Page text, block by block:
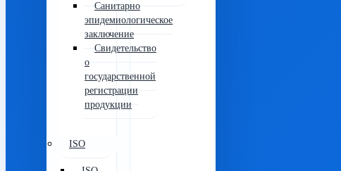
Санитарно
эпидемиологическое
заключение
Свидетельство
о
государственной
регистрации
продукции
ISO